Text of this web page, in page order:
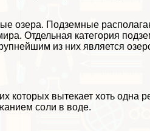
озера. Подземные
Отдельная категория
из них является
которых вытекает хоть
соли в воде.